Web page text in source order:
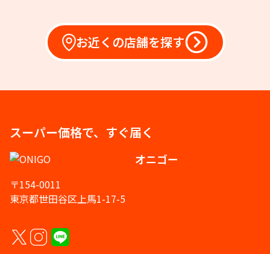
お近くの店舗を探す
スーパー価格で、すぐ届く
オニゴー
〒154-0011
東京都世田谷区上馬1-17-5